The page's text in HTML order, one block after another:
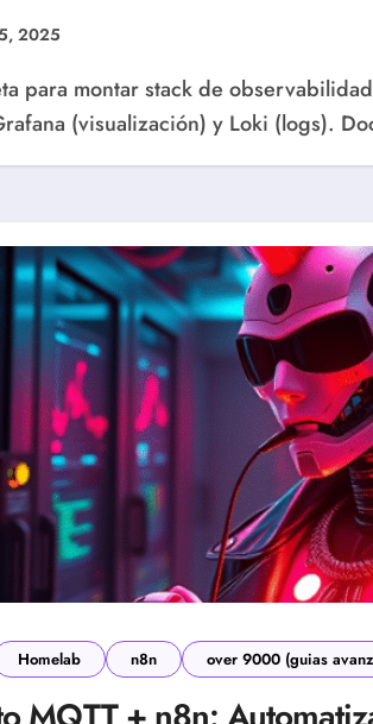
2025
(visualización) y Loki (logs).
Homelab n8n over 9000 (guias